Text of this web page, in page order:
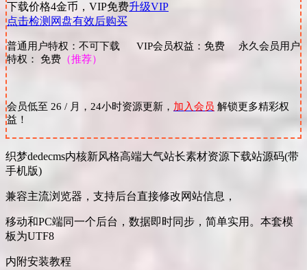
下载价格4金币，VIP免费升级VIP
点击检测网盘有效后购买
普通用户特权：不可下载 VIP会员权益：免费 永久会员用户
特权： 免费 （推荐）
会员低至 26 / 月，24小时资源更新， 加入会员 解锁更多精彩权
益！
织梦dedecms内核新风格高端大气站长素材资源下载站源码(带
手机版)
兼容主流浏览器，支持后台直接修改网站信息，
移动和PC端同一个后台，数据即时同步，简单实用。本套模
板为UTF8
内附安装教程